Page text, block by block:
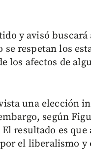
y avisó buscará
respetan los
los afectos de
una elección
según
resultado es que
el liberalismo y